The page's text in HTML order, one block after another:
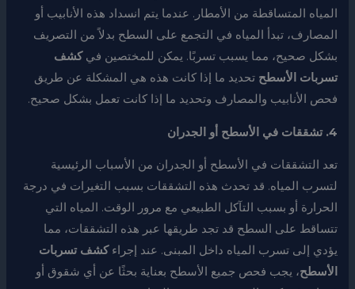
المياه المتساقطة من الأمطار. عندما يتم انسداد هذه الأنابيب أو
المصارف، تبدأ المياه في التجمع على السطح بدلاً من التصريف
بشكل صحيح، مما يسبب تسربًا. يمكن للمختصين فيكشف
تسربات الأسطح تحديد ما إذا كانت هذه هي المشكلة عن طريق
فحص الأنابيب والمصارف وتحديد ما إذا كانت تعمل بشكل صحيح.
4. تشققات في الأسطح أو الجدران
تعد التشققات في الأسطح أو الجدران من الأسباب الرئيسية
لتسرب المياه. قد تحدث هذه التشققات بسبب التغيرات في درجة
الحرارة أو بسبب التآكل الطبيعي مع مرور الوقت. المياه التي
تتساقط على السطح قد تجد طريقها عبر هذه التشققات، مما
يؤدي إلى تسرب المياه داخل المبنى. عند إجراءكشف تسربات
الأسطح، يجب فحص جميع الأسطح بعناية بحثًا عن أي شقوق أو